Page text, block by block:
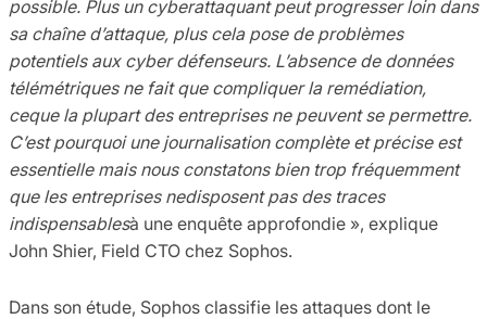
possible. Plus un cyberattaquant peut progresser loin dans
sa chaîne d’attaque, plus cela pose de problèmes
potentiels aux cyber défenseurs. L’absence de données
télémétriques ne fait que compliquer la remédiation,
ceque la plupart des entreprises ne peuvent se permettre.
C’est pourquoi une journalisation complète et précise est
essentielle mais nous constatons bien trop fréquemment
que les entreprises nedisposent pas des traces
indispensablesà une enquête approfondie », explique
John Shier, Field CTO chez Sophos.
Dans son étude, Sophos classifie les attaques dont le